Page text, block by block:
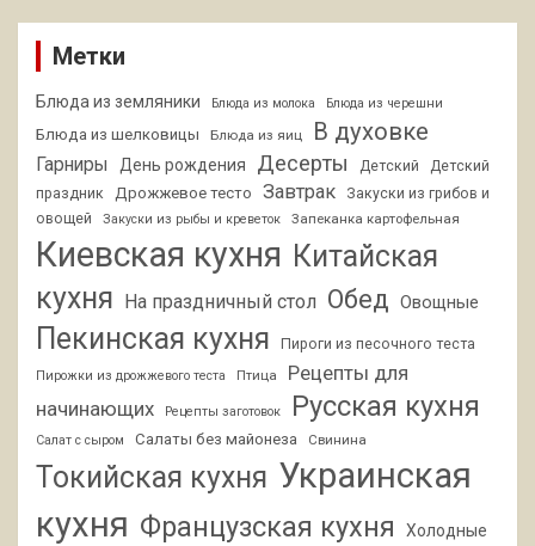
Метки
Блюда из земляники Блюда из молока Блюда из черешни
Блюда из шелковицы Блюда из яиц В духовке
Гарниры День рождения Десерты Детский
Детский
праздник
Дрожжевое тесто Завтрак
Закуски из грибов и
овощей
Закуски из рыбы и креветок Запеканка картофельная
Киевская кухня Китайская
кухня На праздничный стол Обед Овощные
Пекинская кухня Пироги из песочного теста
Пирожки из дрожжевого теста Птица
Рецепты для
начинающих
Рецепты заготовок Русская кухня
Салат с сыром Салаты без майонеза Свинина
Токийская кухня Украинская
кухня Французская кухня
Холодные